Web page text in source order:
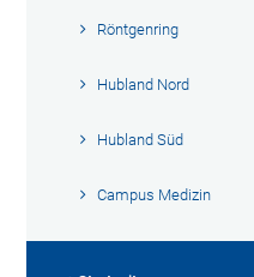
Röntgenring
Hubland Nord
Hubland Süd
Campus Medizin